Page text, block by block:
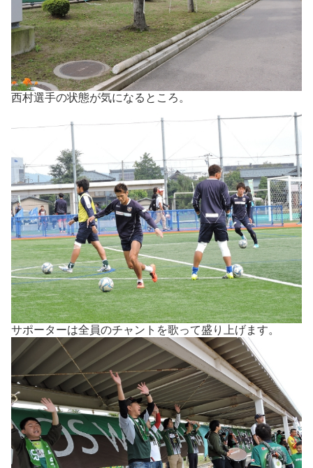
西村選手の状態が気になるところ。
サポーターは全員のチャントを歌って盛り上げます。